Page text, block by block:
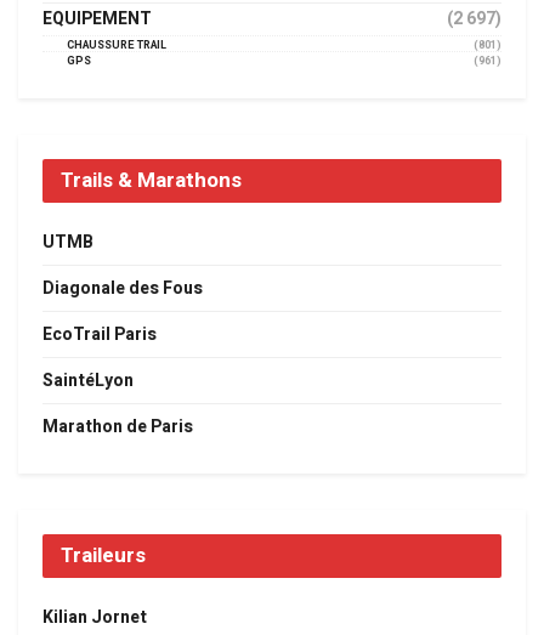
EQUIPEMENT (2 697)
CHAUSSURE TRAIL
(801)
GPS
(961)
Trails & Marathons
UTMB
Diagonale des Fous
EcoTrail Paris
SaintéLyon
Marathon de Paris
Traileurs
Kilian Jornet